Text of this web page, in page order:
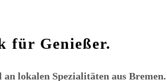
für Genießer.
lokalen Spezialitäten aus Bremen.